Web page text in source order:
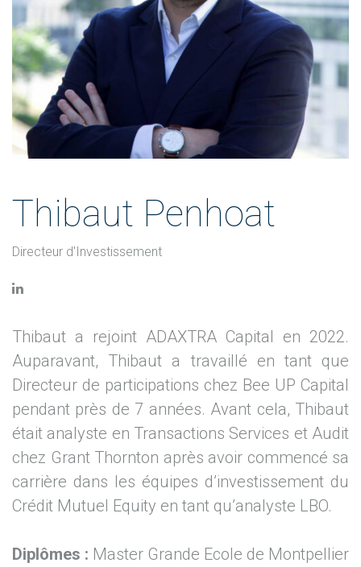
Thibaut Penhoat
Directeur d'Investissement
Thibaut a rejoint ADAXTRA Capital en 2022.
Auparavant, Thibaut a travaillé en tant que
Directeur de participations chez Bee UP Capital
pendant près de 7 années. Avant cela, Thibaut
était analyste en Transactions Services et Audit
chez Grant Thornton après avoir commencé sa
carrière dans les équipes d’investissement du
Crédit Mutuel Equity en tant qu’analyste LBO.
Diplômes : Master Grande Ecole de Montpellier